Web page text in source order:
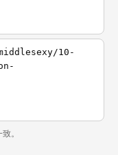
10-
。